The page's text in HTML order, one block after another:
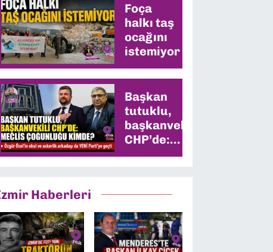
Foça
halkı taş
ocağını
istemiyor
Başkan
tutuklu,
başkanvekili
CHP’de:
Meclis
Haberleri